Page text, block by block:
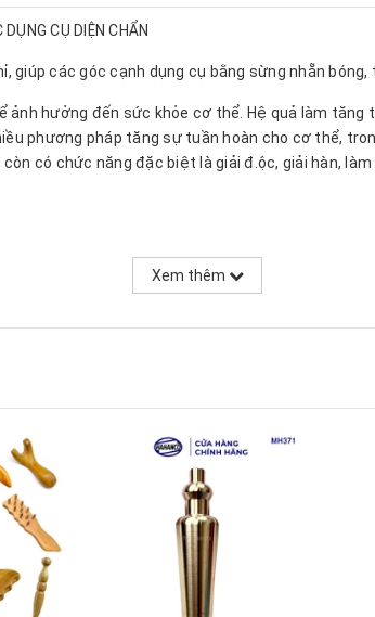
CỤ DIỆN CHẨN
các góc cạnh dụng cụ bằng sừng nhẵn
hưởng đến sức khỏe cơ thể. Hệ quả làm tăng
phương pháp tăng sự tuần hoàn cho cơ thể,
có chức năng đặc biệt là giải đ.ộc, giải hàn, làm
sống, cổ vai gáy và khắp toàn thân. Làm ấm
cảm hiệu quả..
Xem thêm